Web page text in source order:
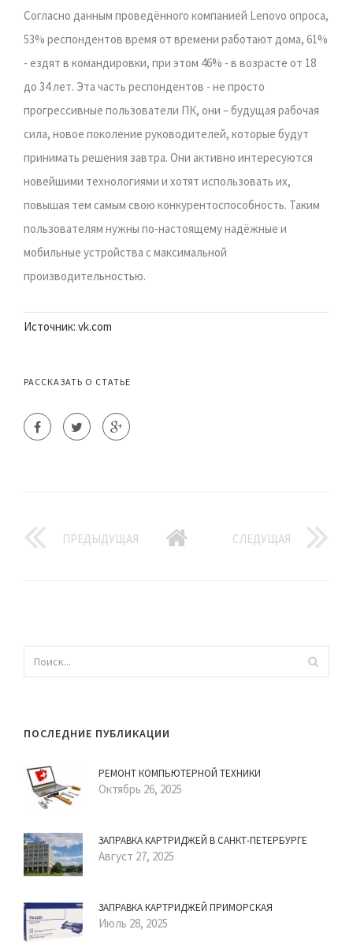
Согласно данным проведённого компанией Lenovo опроса,
53% респондентов время от времени работают дома, 61%
- ездят в командировки, при этом 46% - в возрасте от 18
до 34 лет. Эта часть респондентов - не просто
прогрессивные пользователи ПК, они – будущая рабочая
сила, новое поколение руководителей, которые будут
принимать решения завтра. Они активно интересуются
новейшими технологиями и хотят использовать их,
повышая тем самым свою конкурентоспособность. Таким
пользователям нужны по-настоящему надёжные и
мобильные устройства с максимальной
производительностью.
Источник: vk.com
РАССКАЗАТЬ О СТАТЬЕ
ПРЕДЫДУЩАЯ СЛЕДУЩАЯ
ПОСЛЕДНИЕ ПУБЛИКАЦИИ
РЕМОНТ КОМПЬЮТЕРНОЙ ТЕХНИКИ
Октябрь 26, 2025
ЗАПРАВКА КАРТРИДЖЕЙ В САНКТ-ПЕТЕРБУРГЕ
Август 27, 2025
ЗАПРАВКА КАРТРИДЖЕЙ ПРИМОРСКАЯ
Июль 28, 2025